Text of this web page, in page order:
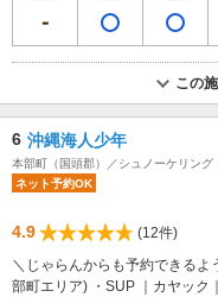
この
6 沖縄海人少年
本部町（国頭郡）／シュノーケリング
ネット予約OK
4.9
(12件)
＼じゃらんからも予約できる
部町エリア) ・SUP ｜カヤック